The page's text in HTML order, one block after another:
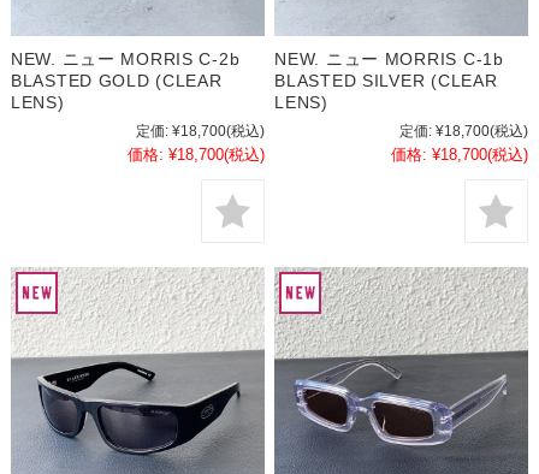
NEW. ニュー MORRIS C-2b
BLASTED GOLD (CLEAR
LENS)
定価: ¥18,700(税込)
価格: ¥18,700(税込)
NEW. ニュー MORRIS C-1b
BLASTED SILVER (CLEAR
LENS)
定価: ¥18,700(税込)
価格: ¥18,700(税込)